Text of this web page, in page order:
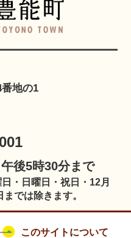
地の1
後5時30分まで
・日曜日・祝日・12月
では除きます。
このサイトについて